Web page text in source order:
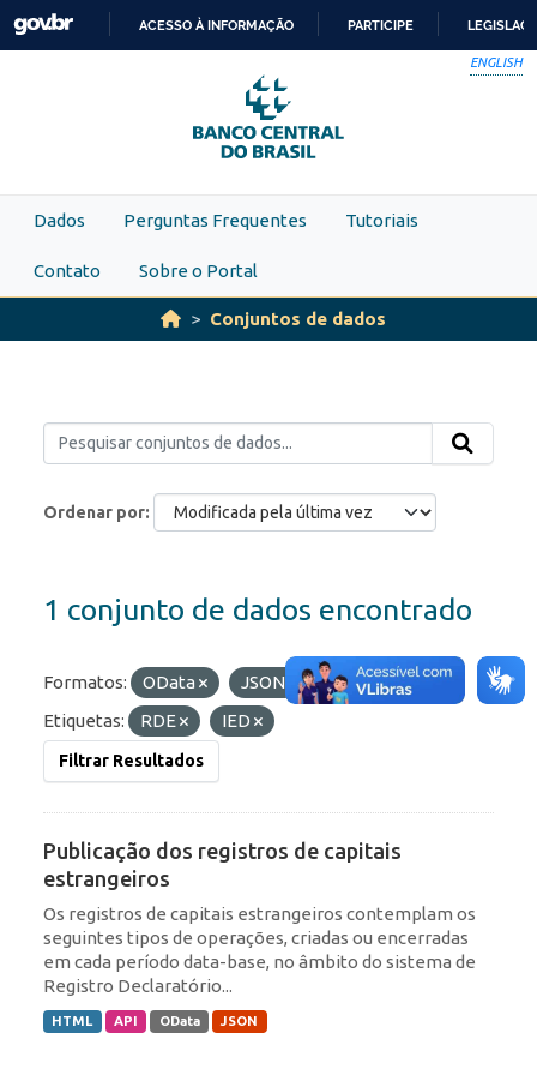
Skip to main content
PARA
O
CONTEÚDO
ACESSO À INFORMAÇÃO PARTICIPE
ENGLISH
Dados Perguntas Frequentes Tutoriais
Contato Sobre o Portal
Conjuntos de dados
Ordenar por
1 conjunto de dados encontrado
Formatos: OData JSON
HTML
Etiquetas:
RDE IED
Filtrar Resultados
Publicação dos registros de capitais
estrangeiros
Os registros de capitais estrangeiros contemplam os
seguintes tipos de operações, criadas ou encerradas
em cada período data-base, no âmbito do sistema de
Registro Declaratório...
HTML API OData JSON